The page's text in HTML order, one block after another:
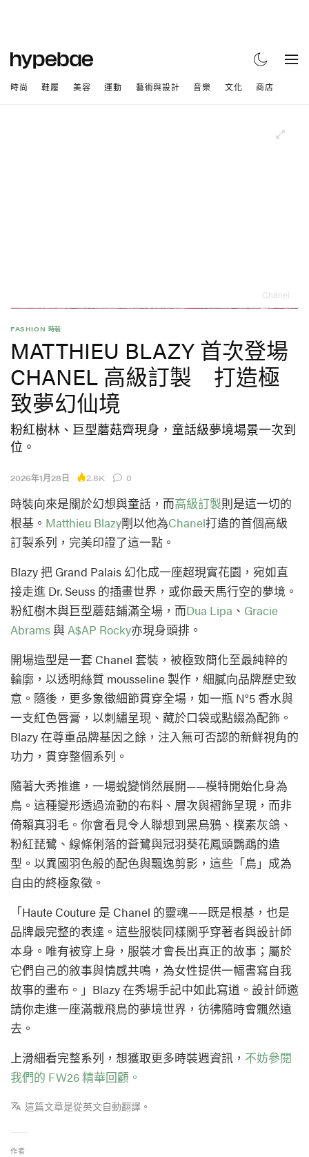
時尚 鞋履 美容 運動 藝術與設計 音樂 文化 商店
Chanel
FASHION 時裝
MATTHIEU BLAZY 首次登場
CHANEL 高級訂製 打造極
致夢幻仙境
粉紅樹林、巨型蘑菇齊現身，童話級夢境場景一次到
位。
2026年1月28日 2.8K 0
時裝向來是關於幻想與童話，而高級訂製則是這一切的
根基。 Matthieu Blazy剛以他為Chanel打造的首個高級
訂製系列，完美印證了這一點。
Blazy 把 Grand Palais 幻化成一座超現實花園，宛如直
接走進 Dr. Seuss 的插畫世界，或你最天馬行空的夢境。
粉紅樹木與巨型蘑菇鋪滿全場，而Dua Lipa 、 Gracie
Abrams與A$AP Rocky亦現身頭排。
開場造型是一套 Chanel 套裝，被極致簡化至最純粹的
輪廓，以透明絲質 mousseline 製作，細膩向品牌歷史致
意。隨後，更多象徵細節貫穿全場，如一瓶 N°5 香水與
一支紅色唇膏，以刺繡呈現、藏於口袋或點綴為配飾。
Blazy 在尊重品牌基因之餘，注入無可否認的新鮮視角的
功力，貫穿整個系列。
隨著大秀推進，一場蛻變悄然展開——模特開始化身為
鳥。這種變形透過流動的布料、層次與褶飾呈現，而非
倚賴真羽毛。你會看見令人聯想到黑烏鴉、樸素灰鴿、
粉紅琵鷺、線條俐落的蒼鷺與冠羽葵花鳳頭鸚鵡的造
型。以異國羽色般的配色與飄逸剪影，這些「鳥」成為
自由的終極象徵。
「Haute Couture 是 Chanel 的靈魂——既是根基，也是
品牌最完整的表達。這些服裝同樣關乎穿著者與設計師
本身。唯有被穿上身，服裝才會長出真正的故事；屬於
它們自己的敘事與情感共鳴，為女性提供一幅書寫自我
故事的畫布。」Blazy 在秀場手記中如此寫道。設計師邀
請你走進一座滿載飛鳥的夢境世界，彷彿隨時會飄然遠
去。
上滑細看完整系列，想獲取更多時裝週資訊， 不妨參閱
我們的 FW26 精華回顧。
這篇文章是從英文自動翻譯。
作者